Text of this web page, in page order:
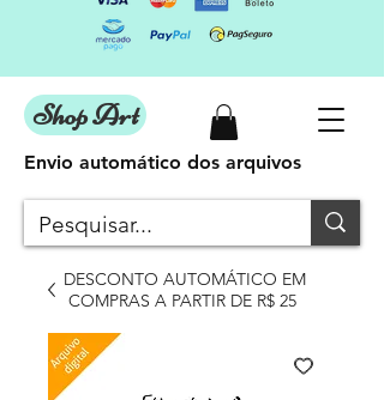
Shop Art
DESCONTO AUTOMÁTICO EM
COMPRAS A PARTIR DE R$ 25
Envio automático dos arquivos